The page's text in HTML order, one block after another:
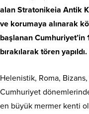
alan Stratonikeia Antik
ve korumaya alınarak
başlanan Cumhuriyet’in
bırakılarak tören yapıldı.
Helenistik, Roma,
Cumhuriyet
en büyük mermer kenti